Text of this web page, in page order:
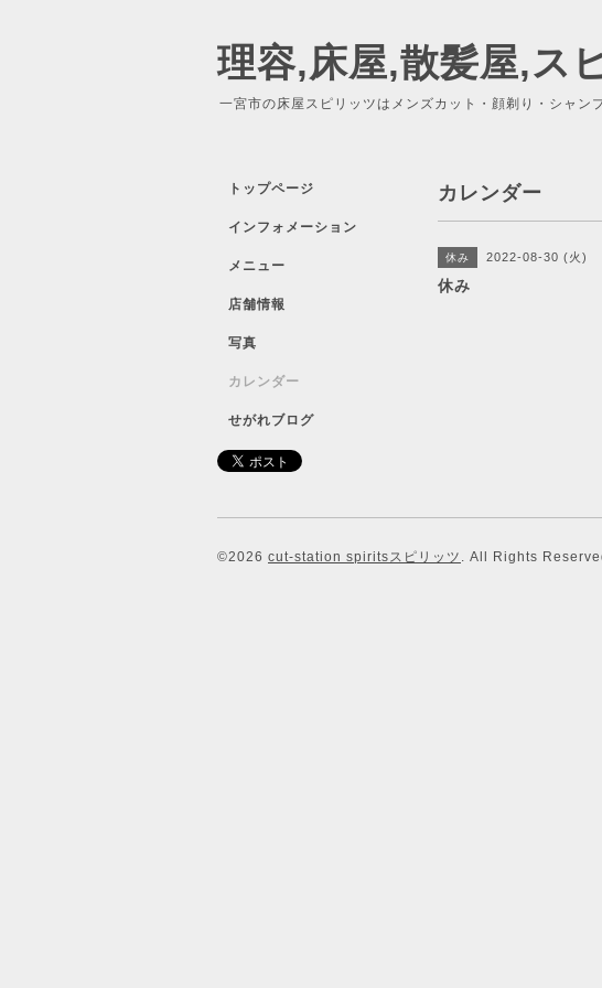
理容,床屋,散髪屋,ス
一宮市の床屋スピリッツはメンズカット・顔剃り・シャン
カレンダー
休み 2022-08-30 (火)
休み
トップページ
インフォメーション
メニュー
店舗情報
写真
カレンダー
せがれブログ
©2026 cut-station spiritsスピリッツ . All Rights